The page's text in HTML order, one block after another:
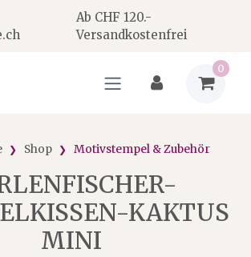
Ab CHF 120.-
Versandkostenfrei
0
Shop Motivstempel & Zubehör
KAKTUS
MINI